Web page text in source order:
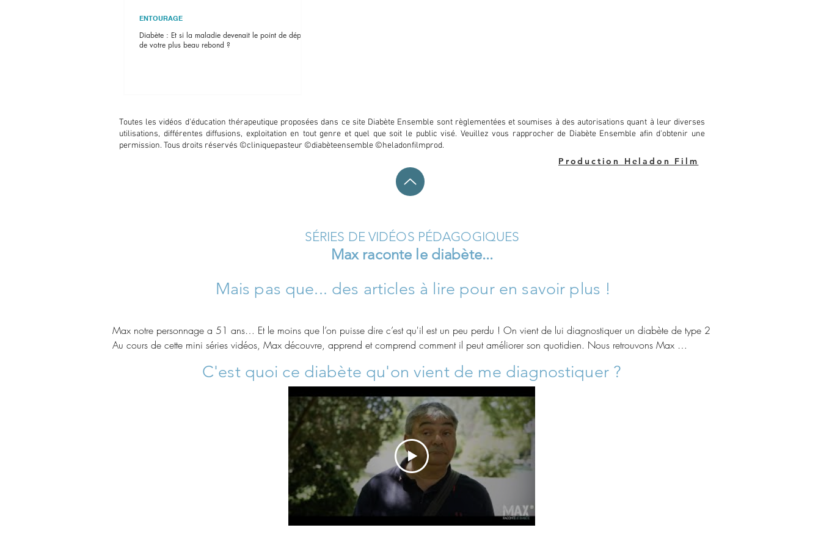
Diabète : Et si la maladie devenait le point de départ
de votre plus beau rebond ?
ENTOURAGE
Toutes les vidéos d'éducation thérapeutique proposées dans ce site Diabète Ensemble sont règlementées et soumises à des autorisations quant à leur diverses
utilisations, différentes diffusions, exploitation en tout genre et quel que soit le public visé. Veuillez vous rapprocher de Diabète Ensemble afin d'obtenir une
permission. Tous droits réservés ©cliniquepasteur ©diabèteensemble ©heladonfilmprod.
Production Heladon Film
SÉRIES DE VIDÉOS PÉDAGOGIQUES
Max raconte le diabète...
Mais pas que... des articles à lire pour en savoir plus !
Max notre personnage a 51 ans… Et le moins que l’on puisse dire c’est qu'il est un peu perdu ! On vient de lui diagnostiquer un diabète de type 2
Au cours de cette mini séries vidéos, Max découvre, apprend et comprend comment il peut améliorer son quotidien. Nous retrouvons Max
les conseils d'une spécialiste et de petites animations sont là pour avancer pas à pas dans une vie meilleure et bien plus confortable.
C'est quoi ce diabète qu'on vient de me diagnostiquer?